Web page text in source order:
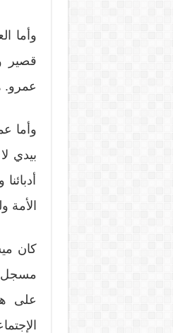
وأما
قصير
عمرو.
وأما
بيدي
كان
مسجل
على